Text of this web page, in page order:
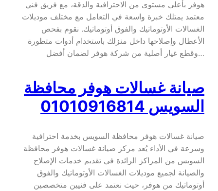
هوفر بأعلى مستوى من الاحترافية والدقة، مع فريق فني
معتمد يمتلك خبرة واسعة في التعامل مع مختلف موديلات
الغسالات الأوتوماتيك والفوق أوتوماتيك. نقوم بفحص
الأعطال وإصلاحها داخل منزلك باستخدام أدوات متطورة
وقطع غيار أصلية من شركة هوفر لضمان أفضل…
صيانة غسالات هوفر محافظة
السويس 01010916814
صيانة غسالات هوفر محافظة السويس بخدمة احترافية
وسرعة في الأداء يُعد مركز صيانة غسالات هوفر محافظة
السويس من المراكز الرائدة في تقديم خدمات الإصلاح
والصيانة لجميع موديلات الغسالات الأوتوماتيك والفوق
أوتوماتيك من هوفر، حيث نعتمد على فنيين متخصصين